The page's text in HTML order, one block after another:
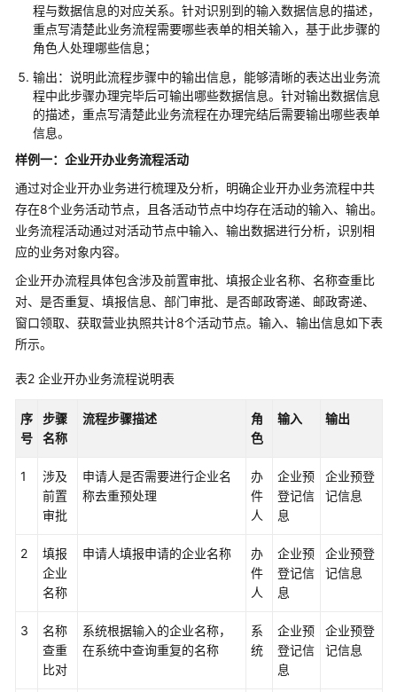
云
政
务
大
数
据
解
方
案
方
案
述
资
成
规
划
数
据
工
实
施
流
实
施
程与数据信息的对应关系。针对识别到的输入数据信息的描述，
重点写清楚此业务流程需要哪些表单的相关输入，基于此步骤的
角色人处理哪些信息；
输出：说明此流程步骤中的输出信息，能够清晰的表达出业务流
程中此步骤办理完毕后可输出哪些数据信息。针对输出数据信息
的描述，重点写清楚此业务流程在办理完结后需要输出哪些表单
信息。
样例一：企业开办业务流程活动
通过对企业开办业务进行梳理及分析，明确企业开办业务流程中共
存在8个业务活动节点，且各活动节点中均存在活动的输入、输出。
业务流程活动通过对活动节点中输入、输出数据进行分析，识别相
应的业务对象内容。
企业开办流程具体包含涉及前置审批、填报企业名称、名称查重比
对、是否重复、填报信息、部门审批、是否邮政寄递、邮政寄递、
窗口领取、获取营业执照共计8个活动节点。输入、输出信息如下表
所示。
表2 企业开办业务流程说明表
序
号
步骤
名称
流程步骤描述
角
色
输入 输出
1
涉及
前置
审批
申请人是否需要进行企业名
称去重预处理
办
件
人
企业预
登记信
息
企业预登
记信息
2
填报
企业
名称
申请人填报申请的企业名称
办
件
人
企业预
登记信
息
企业预登
记信息
3
名称
查重
比对
系统根据输入的企业名称，
在系统中查询重复的名称
系
统
企业预
登记信
息
企业预登
记信息